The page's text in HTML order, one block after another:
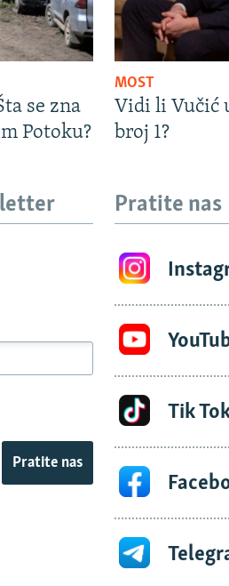
se zna
Potoku?
MOST
Vidi li Vučić
broj 1?
Pratite nas
Pratite nas
Tik